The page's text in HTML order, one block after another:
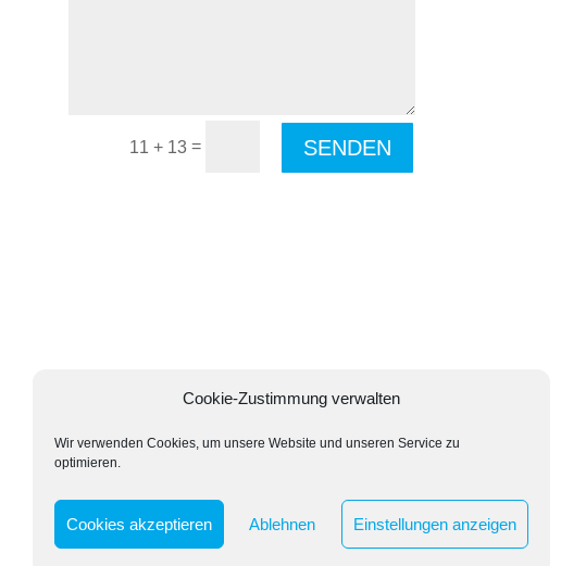
Cookie-Zustimmung verwalten
Wir verwenden Cookies, um unsere Website und unseren Service zu
optimieren.
Cookies akzeptieren Ablehnen Einstellungen anzeigen
11 + 13= SENDEN